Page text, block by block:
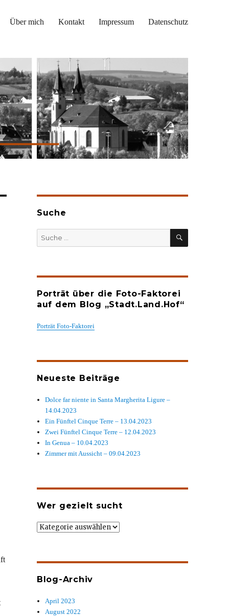
Über mich Kontakt Impressum Datenschutz
Suche
SUCHEN
Porträt über die Foto-Faktorei
auf dem Blog „Stadt.Land.Hof“
Porträt Foto-Faktorei
Neueste Beiträge
Dolce far niente in Santa Margherita Ligure –
14.04.2023
Ein Fünftel Cinque Terre – 13.04.2023
Zwei Fünftel Cinque Terre – 12.04.2023
In Genua – 10.04.2023
Zimmer mit Aussicht – 09.04.2023
Wer gezielt sucht
Wer
Blog-Archiv
April 2023
August 2022